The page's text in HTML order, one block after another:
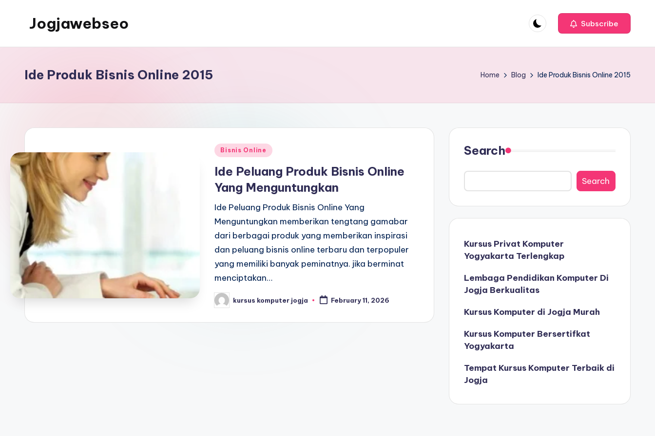
Jogjawebseo Subscribe
Ide Produk Bisnis Online 2015 Home Blog Ide Produk Bisnis Online 2015
Bisnis Online
Ide Peluang Produk Bisnis Online
Yang Menguntungkan
Ide Peluang Produk Bisnis Online Yang
Menguntungkan memberikan tengtang gamabar
dari berbagai produk yang memberikan inspirasi
dan peluang bisnis online terbaru dan terpopuler
yang memiliki banyak peminatnya. jika berminat
menciptakan…
kursus komputer jogja February 11, 2026
Search
Search
Kursus Privat Komputer
Yogyakarta Terlengkap
Lembaga Pendidikan Komputer Di
Jogja Berkualitas
Kursus Komputer di Jogja Murah
Kursus Komputer Bersertifkat
Yogyakarta
Tempat Kursus Komputer Terbaik di
Jogja